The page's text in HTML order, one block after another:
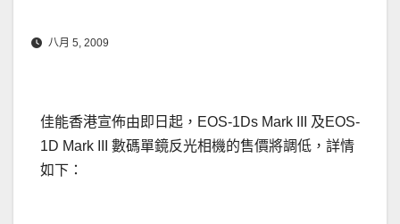
八月 5, 2009
佳能香港宣佈由即日起，EOS-1Ds Mark III 及EOS-
1D Mark III 數碼單鏡反光相機的售價將調低，詳情
如下：